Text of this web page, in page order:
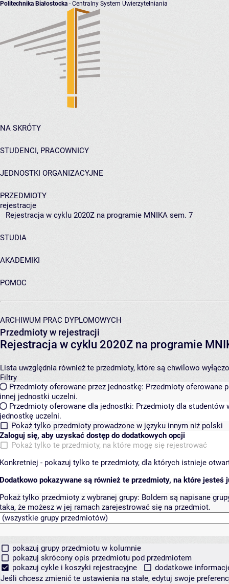
Politechnika Białostocka - Centralny System Uwierzytelniania
NA SKRÓTY
STUDENCI, PRACOWNICY
JEDNOSTKI ORGANIZACYJNE
PRZEDMIOTY
rejestracje
Rejestracja w cyklu 2020Z na programie MNIKA sem. 7
STUDIA
AKADEMIKI
POMOC
ARCHIWUM PRAC DYPLOMOWYCH
Przedmioty w rejestracji
Rejestracja w cyklu 2020Z na programie
Lista uwzględnia również te przedmioty, które są chwilowo
Filtry
Przedmioty oferowane przez jednostkę: Przedmioty oferowane
innej jednostki uczelni.
Przedmioty oferowane dla jednostki: Przedmioty dla studentów
jednostkę uczelni.
Pokaż tylko przedmioty prowadzone w języku innym niż polski
Zaloguj się, aby uzyskać dostęp do dodatkowych opcji
Pokaż tylko te przedmioty, na które mogę się rejestrować
Konkretniej - pokazuj tylko te przedmioty, dla których istnieje
Dodatkowo pokazywane są również te przedmioty, na które jesteś
Pokaż tylko przedmioty z wybranej grupy: Boldem są napisane
taka, że możesz w jej ramach zarejestrować się na przedmiot.
pokazuj grupy przedmiotu w kolumnie
pokazuj skrócony opis przedmiotu pod przedmiotem
pokazuj cykle i koszyki rejestracyjne
dodatkowe
Jeśli chcesz zmienić te ustawienia na stałe, edytuj swoje